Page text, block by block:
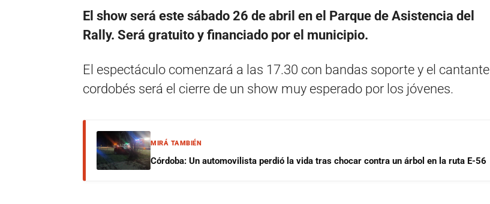
El show será este sábado 26 de abril en el Parque de Asistencia del
Rally. Será gratuito y financiado por el municipio.
El espectáculo comenzará a las 17.30 con bandas soporte y el cantante
cordobés será el cierre de un show muy esperado por los jóvenes.
MIRÁ TAMBIÉN
Córdoba: Un automovilista perdió la vida tras chocar contra un árbol en la ruta E-56